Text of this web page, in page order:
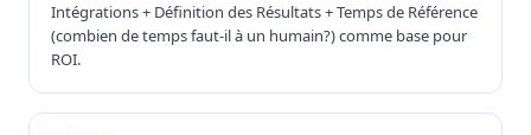
Intégrations + Définition des Résultats + Temps de Référence
(combien de temps faut-il à un humain?) comme base pour
ROI.